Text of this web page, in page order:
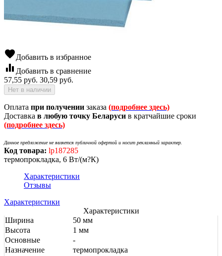
favoriteДобавить в избранное
equalizer Добавить в сравнение
57,55 руб. 30,59 руб.
Нет в наличии
Оплата при получении заказа (подробнее здесь)
Доставка в любую точку Беларуси в кратчайшие сроки
(подробнее здесь)
Данное предложение не является публичной офертой и носит рекламный характер.
Код товара: lp187285
термопрокладка, 6 Вт/(м?К)
Характеристики
Отзывы
Характеристики
Характеристики
Ширина
50 мм
Высота
1 мм
Основные
-
Назначение
термопрокладка